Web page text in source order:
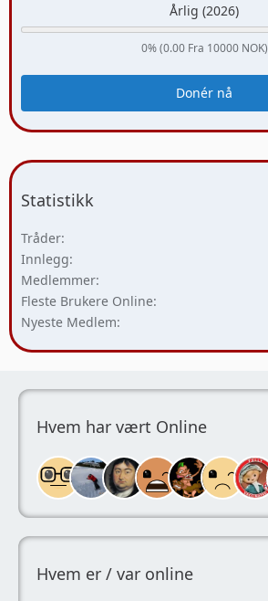
Årlig (2026)
0% (0.00 Fra 10000 NOK)
Donér nå
Statistikk
Tråder
Innlegg
Medlemmer
Fleste Brukere Online
Nyeste Medlem
Hvem har vært Online
Hvem er / var online